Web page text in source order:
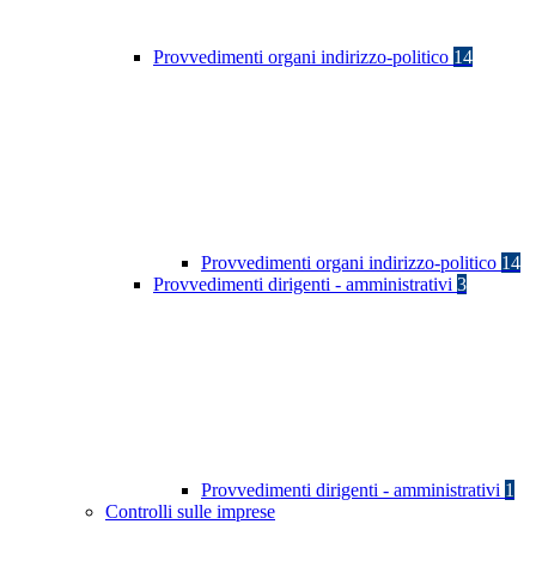
Provvedimenti organi indirizzo-politico 14
Provvedimenti organi indirizzo-politico 14
Provvedimenti dirigenti - amministrativi 3
Provvedimenti dirigenti - amministrativi 1
Controlli sulle imprese